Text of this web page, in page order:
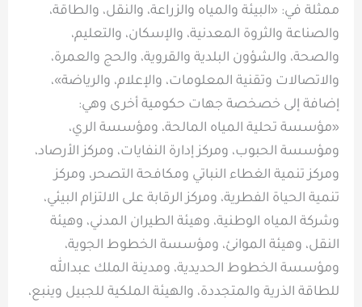
ممثلة في: «البيئة والمياه والزراعة، والنقل، والطاقة،
والصناعة والثروة المعدنية، والإسكان، والتعليم،
والصحة، والشؤون البلدية والقروية، والحج والعمرة،
والاتصالات وتقنية المعلومات، والإعلام، والرياضة»،
إضافة إلى خصخصة جهات حكومية أخرى وهي:
«مؤسسة تحلية المياه المالحة، ومؤسسة الري،
ومؤسسة الحبوب، ومركز إدارة النفايات، ومركز الأرصاد،
ومركز تنمية الغطاء النباتي ومكافحة التصحر، ومركز
تنمية الحياة الفطرية، ومركز الرقابة على الالتزام البيئي،
وشركة المياه الوطنية، وهيئة الطيران المدني، وهيئة
النقل، وهيئة الموانئ، ومؤسسة الخطوط الجوية،
ومؤسسة الخطوط الحديدية، ومدينة الملك عبدالله
للطاقة الذرية والمتجددة، والهيئة الملكية للجبيل وينبع،